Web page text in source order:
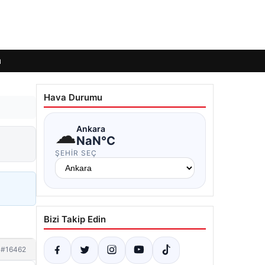
#16462
Hava Durumu
☁Ankara
NaN°C
ŞEHIR SEÇ
Bizi Takip Edin